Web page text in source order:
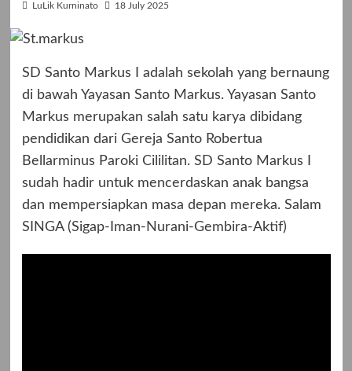
LuLik Kurninato 18 July 2025
SD Santo Markus I adalah sekolah yang bernaung
di bawah Yayasan Santo Markus. Yayasan Santo
Markus merupakan salah satu karya dibidang
pendidikan dari Gereja Santo Robertua
Bellarminus Paroki Cililitan. SD Santo Markus I
sudah hadir untuk mencerdaskan anak bangsa
dan mempersiapkan masa depan mereka. Salam
SINGA (Sigap-Iman-Nurani-Gembira-Aktif)